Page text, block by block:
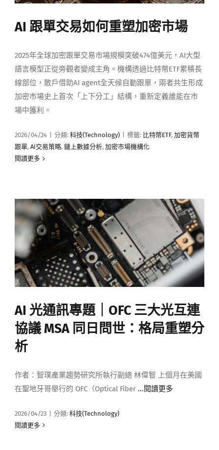
AI 跟單交易如何重塑加密市場
2025年全球加密跟單交易市場規模突破474億美元，AI大型
語言模型正從旁觀者變成主角。機構透過比特幣ETF累積長
線部位，散戶借助AI agent全天候自動跟單，兩者共生形成
加密市場史上首次「上下分工」結構，重新定義誰能在市
場中獲利。
2026/04/24 分類: 科技(Technology) 標籤: 比特幣ETF, 加密貨幣
跟單, AI交易策略, 鏈上數據分析, 加密市場機構化
閱讀更多
AI 光通訊專題｜OFC 三大光互連
協議 MSA 同日問世：格局重塑分
析
作者：智璞產業趨勢研究所執行副總 林偉智 上個月在美國
在聖地牙哥舉行的 OFC（Optical Fiber ...閱讀更多
2026/04/23 分類: 科技(Technology)
閱讀更多